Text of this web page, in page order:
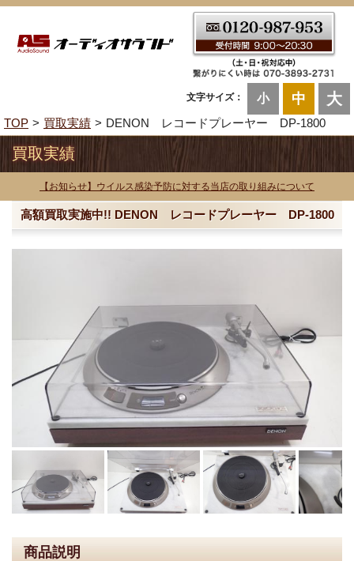
文字サイズ： 小 中 大
TOP 買取実績 DENON レコードプレーヤー DP-1800
買取実績
【お知らせ】ウイルス感染予防に対する当店の取り組みについて
高額買取実施中!! DENON レコードプレーヤー DP-1800
商品説明